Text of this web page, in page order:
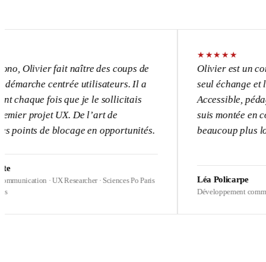
fait naître des coups de
centrée utilisateurs. Il a
fois que je le sollicitais
UX. De l’art de
de blocage en opportunités.
· UX Researcher · Sciences Po Paris
★★
Olivier est un
seul échange et l’UX
Accessible,
suis montée en
beaucoup plus loin sur
Léa Policarpe
Développement commercial ·